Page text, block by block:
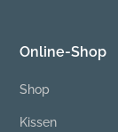
Online-Shop
Shop
Kissen